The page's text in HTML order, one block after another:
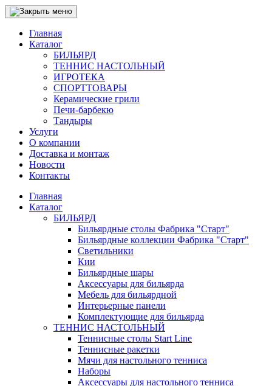
Главная
Каталог
БИЛЬЯРД
ТЕННИС НАСТОЛЬНЫЙ
ИГРОТЕКА
СПОРТТОВАРЫ
Керамические грили
Печи-барбекю
Тандыры
Услуги
О компании
Доставка и монтаж
Новости
Контакты
Главная
Каталог
БИЛЬЯРД
Бильярдные столы Фабрика "Старт"
Бильярдные коллекции Фабрика "Старт"
Светильники
Кии
Бильярдные шары
Аксессуары для бильярда
Мебель для бильярдной
Интерьерные панели
Комплектующие для бильярда
ТЕННИС НАСТОЛЬНЫЙ
Теннисные столы Start Line
Теннисные ракетки
Мячи для настольного тенниса
Наборы
Аксессуары для настольного тенниса